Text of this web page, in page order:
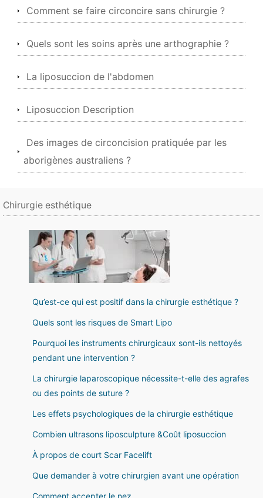
Comment se faire circoncire sans chirurgie ?
Quels sont les soins après une arthographie ?
La liposuccion de l'abdomen
Liposuccion Description
Des images de circoncision pratiquée par les
aborigènes australiens ?
Chirurgie esthétique
Qu’est-ce qui est positif dans la chirurgie esthétique ?
Quels sont les risques de Smart Lipo
Pourquoi les instruments chirurgicaux sont-ils nettoyés
pendant une intervention ?
La chirurgie laparoscopique nécessite-t-elle des agrafes
ou des points de suture ?
Les effets psychologiques de la chirurgie esthétique
Combien ultrasons liposculpture &Coût liposuccion
À propos de court Scar Facelift
Que demander à votre chirurgien avant une opération
Comment accepter le nez